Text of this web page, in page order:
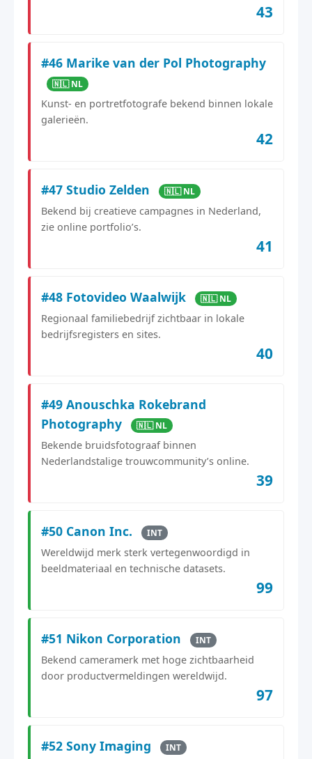
43
#46 Marike van der Pol Photography
🇳🇱 NL
Kunst- en portretfotografe bekend binnen lokale
galerieën.
42
#47 Studio Zelden 🇳🇱 NL
Bekend bij creatieve campagnes in Nederland,
zie online portfolio’s.
41
#48 Fotovideo Waalwijk 🇳🇱 NL
Regionaal familiebedrijf zichtbaar in lokale
bedrijfsregisters en sites.
40
#49 Anouschka Rokebrand
Photography
🇳🇱 NL
Bekende bruidsfotograaf binnen
Nederlandstalige trouwcommunity’s online.
39
#50 Canon Inc. INT
Wereldwijd merk sterk vertegenwoordigd in
beeldmateriaal en technische datasets.
99
#51 Nikon Corporation INT
Bekend cameramerk met hoge zichtbaarheid
door productvermeldingen wereldwijd.
97
#52 Sony Imaging INT